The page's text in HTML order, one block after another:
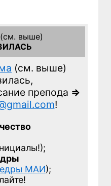
выше)
(см. выше)
препода =>
!
МАИ);